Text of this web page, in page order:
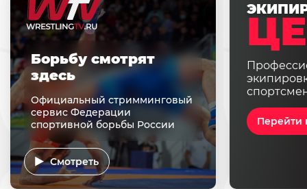
Перейти
Борьбу смотрят
здесь
Официальный стримминговый
сервис Федерации
спортивной борьбы России
Смотреть